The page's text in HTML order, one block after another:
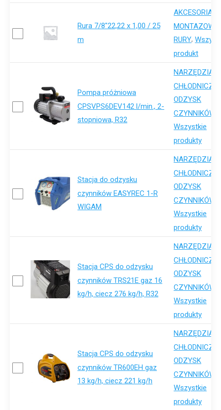
Rura 7/8"22,22 x 1,00 / 25
m
AKCESORIA-
MONTAZOWE
RURY,
produkt
Pompa próżniowa
CPSVPS6DEV142 l/min., 2-
stopniowa, R32
NARZĘDZIA
CHŁODNICZE
ODZYSK
CZYNNIKÓW
Wszystkie
produkty
Stacja do odzysku
czynników EASYREC 1-R
WIGAM
NARZĘDZIA
CHŁODNICZE
ODZYSK
CZYNNIKÓW
Wszystkie
produkty
Stacja CPS do odzysku
czynników TRS21E gaz 16
kg/h, ciecz 276 kg/h, R32
NARZĘDZIA
CHŁODNICZE
ODZYSK
CZYNNIKÓW
Wszystkie
produkty
Stacja CPS do odzysku
czynników TR600EH gaz
13 kg/h, ciecz 221 kg/h
NARZĘDZIA
CHŁODNICZE
ODZYSK
CZYNNIKÓW
Wszystkie
produkty